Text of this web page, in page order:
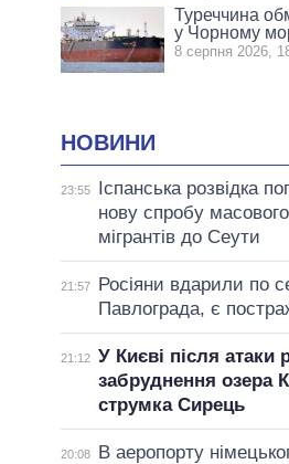
Туреччина
у Чорному
8 серпня 2026,
НОВИНИ
23:55
Іспанська розвідка
нову спробу
мігрантів до Сеути
21:57
Росіяни вдарили по
Павлограда, є
21:12 У Києві після атаки
забруднення озера
струмка Сирець
20:08
В аеропорту